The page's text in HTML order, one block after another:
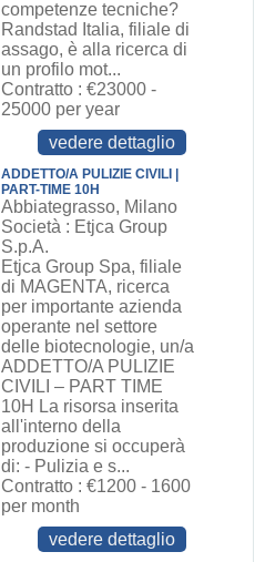
competenze tecniche?
Randstad Italia, filiale di
assago, è alla ricerca di
un profilo mot...
Contratto : €23000 -
25000 per year
vedere dettaglio
ADDETTO/A PULIZIE CIVILI |
PART-TIME 10H
Abbiategrasso, Milano
Società : Etjca Group
S.p.A.
Etjca Group Spa, filiale
di MAGENTA, ricerca
per importante azienda
operante nel settore
delle biotecnologie, un/a
ADDETTO/A PULIZIE
CIVILI – PART TIME
10H La risorsa inserita
all'interno della
produzione si occuperà
di: - Pulizia e s...
Contratto : €1200 - 1600
per month
vedere dettaglio